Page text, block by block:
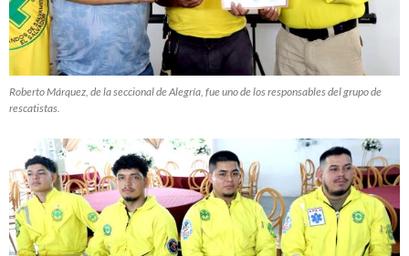
Roberto Márquez, de la seccional de Alegría, fue uno de los responsables del grupo de
rescatistas.